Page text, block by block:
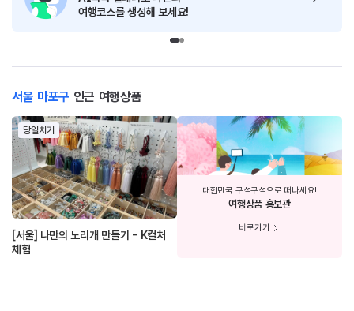
여행코스를 생성해 보세요!
서울 마포구 인근 여행상품
당일치기
[서울] 나만의 노리개 만들기 - K컬처
체험
대한민국 구석구석으로 떠나세요!
여행상품 홍보관
바로가기